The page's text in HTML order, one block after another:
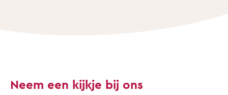
Neem een kijkje bij ons